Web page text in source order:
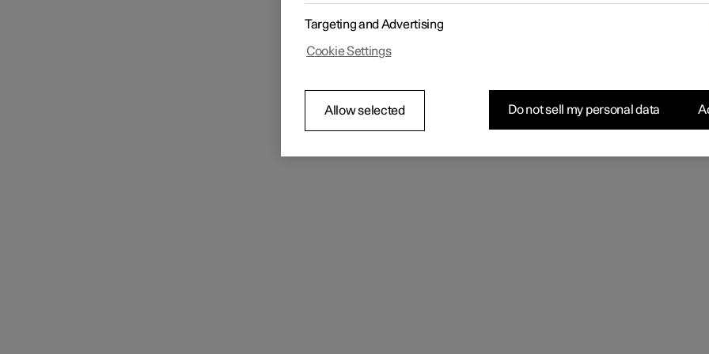
Targeting and Advertising
Cookie Settings
Allow selected Do not sell my personal data